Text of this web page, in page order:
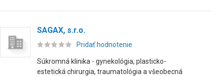
SAGAX, s.r.o.
Pridať hodnotenie
Súkromná klinika - gynekológia, plasticko-
estetická chirurgia, traumatológia a všeobecná